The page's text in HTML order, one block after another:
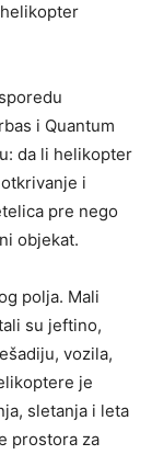
i Quantum
da li helikopter
i
pre nego
objekat.
polja. Mali
su jeftino,
vozila,
je
sletanja i leta
prostora za